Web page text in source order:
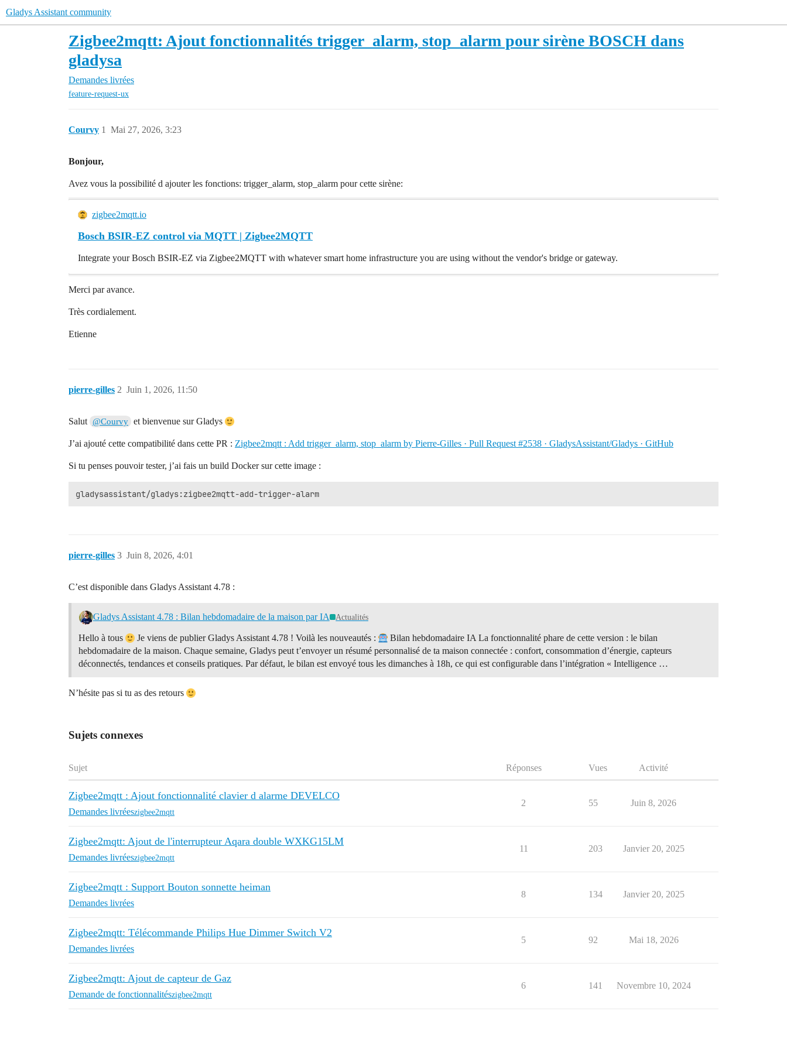
Gladys Assistant community
Zigbee2mqtt: Ajout fonctionnalités trigger_alarm, stop_alarm pour sirène BOSCH dans
gladysa
Demandes livrées
feature-request-ux
Courvy Mai 27, 2026, 3:23
1
Bonjour,
Avez vous la possibilité d ajouter les fonctions: trigger_alarm, stop_alarm pour cette sirène:
zigbee2mqtt.io
Bosch BSIR-EZ control via MQTT | Zigbee2MQTT
Integrate your Bosch BSIR-EZ via Zigbee2MQTT with whatever smart home infrastructure you are using without the vendor's bridge or gateway.
Merci par avance.
Très cordialement.
Etienne
pierre-gilles Juin 1, 2026, 11:50
2
Salut @Courvy et bienvenue sur Gladys
J’ai ajouté cette compatibilité dans cette PR : Zigbee2mqtt : Add trigger_alarm, stop_alarm by Pierre-Gilles · Pull Request #2538 · GladysAssistant/Gladys · GitHub
Si tu penses pouvoir tester, j’ai fais un build Docker sur cette image :
pierre-gilles Juin 8, 2026, 4:01
3
C’est disponible dans Gladys Assistant 4.78 :
Gladys Assistant 4.78 : Bilan hebdomadaire de la maison par IA Actualités
Hello à tous Je viens de publier Gladys Assistant 4.78 ! Voilà les nouveautés :
Bilan hebdomadaire IA La fonctionnalité phare de cette version : le bilan
hebdomadaire de la maison. Chaque semaine, Gladys peut t’envoyer un résumé personnalisé de ta maison connectée : confort, consommation d’énergie, capteurs
déconnectés, tendances et conseils pratiques. Par défaut, le bilan est envoyé tous les dimanches à 18h, ce qui est configurable dans l’intégration « Intelligence …
N’hésite pas si tu as des retours
Sujets connexes
Sujet Réponses Vues Activité
Zigbee2mqtt : Ajout fonctionnalité clavier d alarme DEVELCO
Demandes livréeszigbee2mqtt
2 55 Juin 8, 2026
Zigbee2mqtt: Ajout de l'interrupteur Aqara double WXKG15LM
Demandes livréeszigbee2mqtt
11 203 Janvier 20, 2025
Zigbee2mqtt : Support Bouton sonnette heiman
Demandes livrées
8 134 Janvier 20, 2025
Zigbee2mqtt: Télécommande Philips Hue Dimmer Switch V2
Demandes livrées
5 92 Mai 18, 2026
Zigbee2mqtt: Ajout de capteur de Gaz
Demande de fonctionnalitészigbee2mqtt
6 141 Novembre 10, 2024